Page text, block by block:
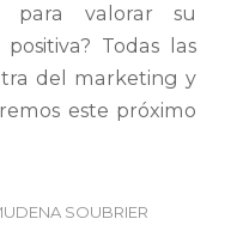
para valorar su
Todas las
del marketing y
este próximo
SOUBRIER